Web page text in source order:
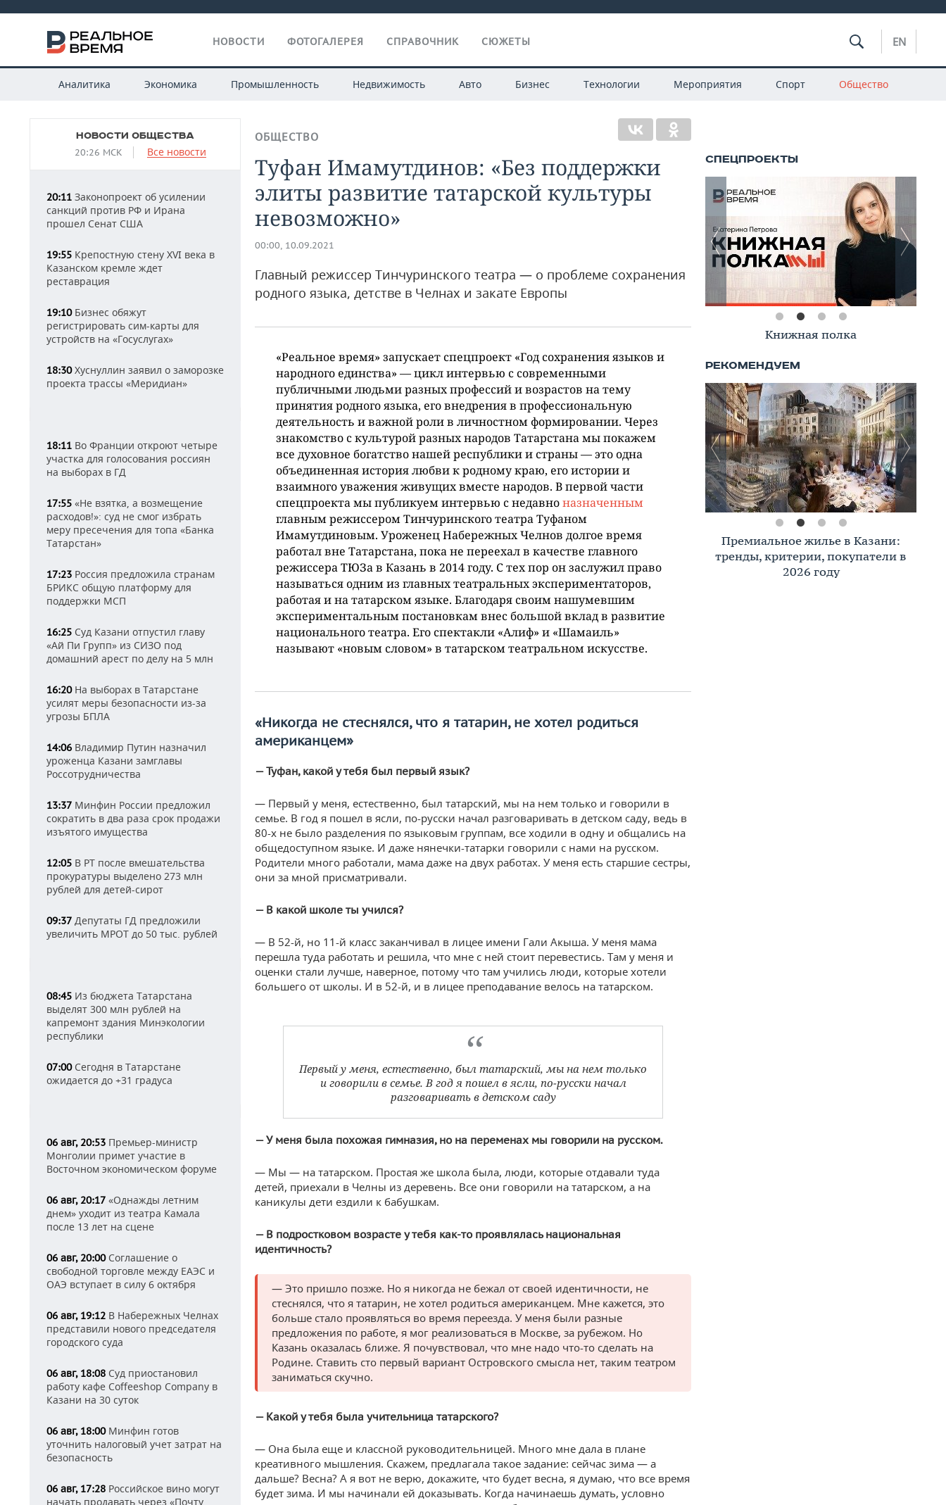
НОВОСТИ ФОТОГАЛЕРЕЯ СПРАВОЧНИК СЮЖЕТЫ EN
Аналитика Экономика Промышленность Недвижимость Авто Бизнес Технологии Мероприятия Спорт Общество
НОВОСТИ ОБЩЕСТВА
20:26 МСК Все новости
20:11 Законопроект об усилении
санкций против РФ и Ирана
прошел Сенат США
19:55 Крепостную стену XVI века в
Казанском кремле ждет
реставрация
19:10Бизнес обяжут
регистрировать сим-карты для
устройств на «Госуслугах»
18:30Хуснуллин заявил о заморозке
проекта трассы «Меридиан»
18:11 Во Франции откроют четыре
участка для голосования россиян
на выборах в ГД
17:55 «Не взятка, а возмещение
расходов!»: суд не смог избрать
меру пресечения для топа «Банка
Татарстан»
17:23 Россия предложила странам
БРИКС общую платформу для
поддержки МСП
16:25 Суд Казани отпустил главу
«Ай Пи Групп» из СИЗО под
домашний арест по делу на 5 млн
16:20На выборах в Татарстане
усилят меры безопасности из-за
угрозы БПЛА
14:06 Владимир Путин назначил
уроженца Казани замглавы
Россотрудничества
13:37 Минфин России предложил
сократить в два раза срок продажи
изъятого имущества
12:05 В РТ после вмешательства
прокуратуры выделено 273 млн
рублей для детей-сирот
09:37 Депутаты ГД предложили
увеличить МРОТ до 50 тыс. рублей
08:45 Из бюджета Татарстана
выделят 300 млн рублей на
капремонт здания Минэкологии
республики
07:00Сегодня в Татарстане
ожидается до +31 градуса
06 авг, 20:53 Премьер-министр
Монголии примет участие в
Восточном экономическом форуме
06 авг, 20:17 «Однажды летним
днем» уходит из театра Камала
после 13 лет на сцене
06 авг, 20:00Соглашение о
свободной торговле между ЕАЭС и
ОАЭ вступает в силу 6 октября
06 авг, 19:12 В Набережных Челнах
представили нового председателя
городского суда
06 авг, 18:08 Суд приостановил
работу кафе Coffeeshop Company в
Казани на 30 суток
06 авг, 18:00Минфин готов
уточнить налоговый учет затрат на
безопасность
06 авг, 17:28 Российское вино могут
начать продавать через «Почту
ОБЩЕСТВО
Туфан Имамутдинов: «Без поддержки
элиты развитие татарской культуры
невозможно»
00:00, 10.09.2021
Главный режиссер Тинчуринского театра — о проблеме сохранения
родного языка, детстве в Челнах и закате Европы
«Реальное время» запускает спецпроект «Год сохранения языков и
народного единства» — цикл интервью с современными
публичными людьми разных профессий и возрастов на тему
принятия родного языка, его внедрения в профессиональную
деятельность и важной роли в личностном формировании. Через
знакомство с культурой разных народов Татарстана мы покажем
все духовное богатство нашей республики и страны — это одна
объединенная история любви к родному краю, его истории и
взаимного уважения живущих вместе народов. В первой части
спецпроекта мы публикуем интервью с недавноназначенным
главным режиссером Тинчуринского театра Туфаном
Имамутдиновым. Уроженец Набережных Челнов долгое время
работал вне Татарстана, пока не переехал в качестве главного
режиссера ТЮЗа в Казань в 2014 году. С тех пор он заслужил право
называться одним из главных театральных экспериментаторов,
работая и на татарском языке. Благодаря своим нашумевшим
экспериментальным постановкам внес большой вклад в развитие
национального театра. Его спектакли «Алиф» и «Шамаиль»
называют «новым словом» в татарском театральном искусстве.
«Никогда не стеснялся, что я татарин, не хотел родиться
американцем»
— Туфан, какой у тебя был первый язык?
— Первый у меня, естественно, был татарский, мы на нем только и говорили в
семье. В год я пошел в ясли, по-русски начал разговаривать в детском саду, ведь в
80-х не было разделения по языковым группам, все ходили в одну и общались на
общедоступном языке. И даже нянечки-татарки говорили с нами на русском.
Родители много работали, мама даже на двух работах. У меня есть старшие сестры,
они за мной присматривали.
— В какой школе ты учился?
— В 52-й, но 11-й класс заканчивал в лицее имени Гали Акыша. У меня мама
перешла туда работать и решила, что мне с ней стоит перевестись. Там у меня и
оценки стали лучше, наверное, потому что там учились люди, которые хотели
большего от школы. И в 52-й, и в лицее преподавание велось на татарском.
Первый у меня, естественно, был татарский, мы на нем только
и говорили в семье. В год я пошел в ясли, по-русски начал
разговаривать в детском саду
— У меня была похожая гимназия, но на переменах мы говорили на русском.
— Мы — на татарском. Простая же школа была, люди, которые отдавали туда
детей, приехали в Челны из деревень. Все они говорили на татарском, а на
каникулы дети ездили к бабушкам.
— В подростковом возрасте у тебя как-то проявлялась национальная
идентичность?
— Это пришло позже. Но я никогда не бежал от своей идентичности, не
стеснялся, что я татарин, не хотел родиться американцем. Мне кажется, это
больше стало проявляться во время переезда. У меня были разные
предложения по работе, я мог реализоваться в Москве, за рубежом. Но
Казань оказалась ближе. Я почувствовал, что мне надо что-то сделать на
Родине. Ставить сто первый вариант Островского смысла нет, таким театром
заниматься скучно.
— Какой у тебя была учительница татарского?
— Она была еще и классной руководительницей. Много мне дала в плане
креативного мышления. Скажем, предлагала такое задание: сейчас зима — а
дальше? Весна? А я вот не верю, докажите, что будет весна, я думаю, что все время
будет зима. И мы начинали ей доказывать. Когда начинаешь думать, условно
Книжная полка
Премиальное жилье в Казани:
тренды, критерии, покупатели в
2026 году